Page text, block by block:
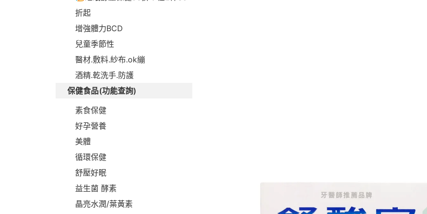
折起
增強體力BCD
兒童季節性
醫材.敷料.紗布.ok繃
酒精.乾洗手.防護
保健食品(功能查詢)
素食保健
好孕營養
美體
循環保健
舒壓好眠
益生菌 酵素
晶亮水潤/葉黃素